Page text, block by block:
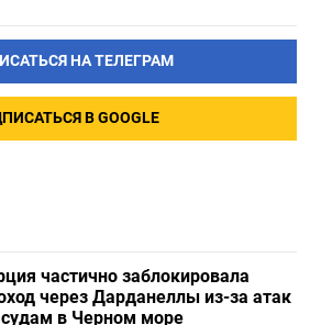
НА ТЕЛЕГРАМ
В GOOGLE
частично заблокировала
через Дарданеллы из-за атак
в Черном море